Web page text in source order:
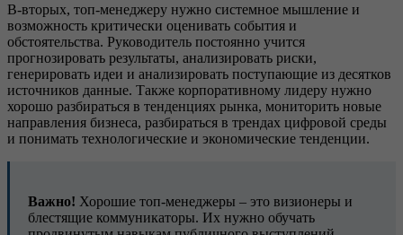
В-вторых, топ-менеджеру нужно системное мышление и
возможность критически оценивать события и
обстоятельства. Руководитель постоянно учится
прогнозировать результаты, анализировать риски,
генерировать идеи и анализировать поступающие из десятков
источников данные. Также корпоративному лидеру нужно
хорошо разбираться в тенденциях рынка, мониторить новые
направления бизнеса, разбираться в трендах цифровой среды
и понимать технологические и экономические тенденции.
Важно! Хорошие топ-менеджеры – это визионеры и
блестящие коммуникаторы. Их нужно обучать